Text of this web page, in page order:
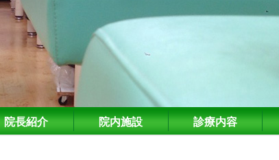
院長紹介 院内施設 診療内容